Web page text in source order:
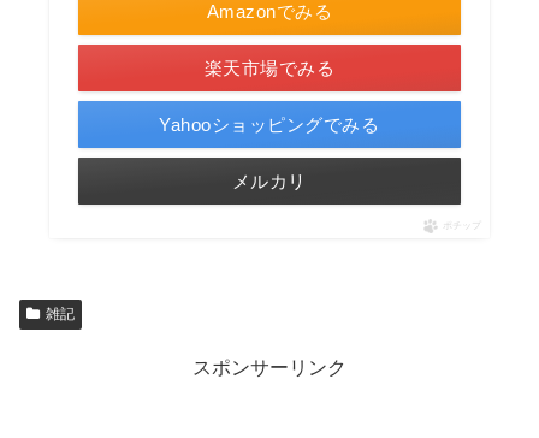
Amazonでみる
楽天市場でみる
Yahooショッピングでみる
メルカリ
ポチップ
雑記
スポンサーリンク